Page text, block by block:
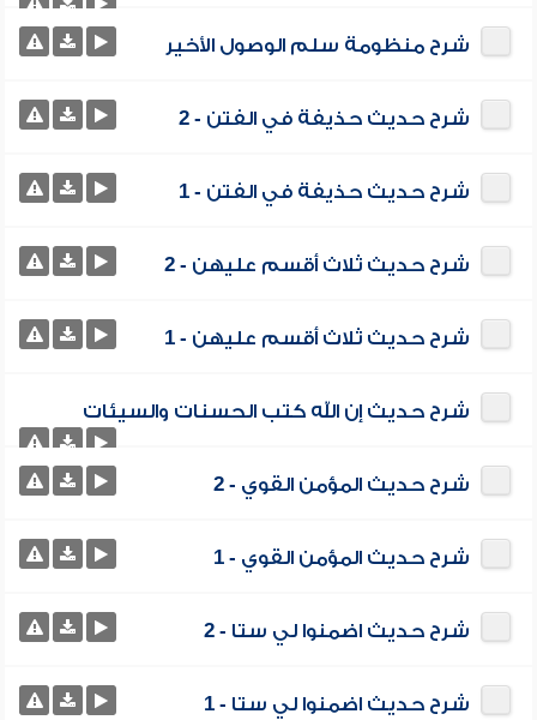
شرح منظومة سلم الوصول الأخير
شرح حديث حذيفة في الفتن - 2
شرح حديث حذيفة في الفتن - 1
شرح حديث ثلاث أقسم عليهن - 2
شرح حديث ثلاث أقسم عليهن - 1
شرح حديث إن الله كتب الحسنات والسيئات
شرح حديث المؤمن القوي - 2
شرح حديث المؤمن القوي - 1
شرح حديث اضمنوا لي ستا - 2
شرح حديث اضمنوا لي ستا - 1